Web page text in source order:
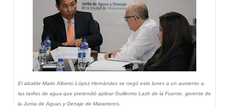
El alcalde Mario Alberto López Hernández se negó este lunes a un aumento a
las tarifas de agua que pretendió aplicar Guillermo Lash de la Fuente, gerente de
la Junta de Aguas y Denaje de Matamoros.